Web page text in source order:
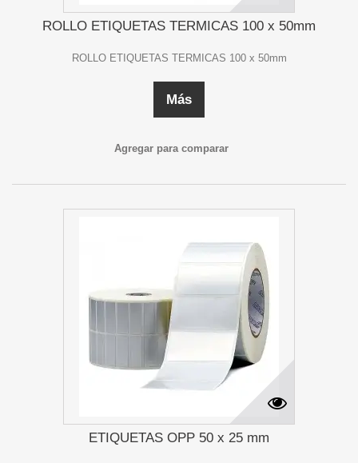
ROLLO ETIQUETAS TERMICAS 100 x 50mm
ROLLO ETIQUETAS TERMICAS 100 x 50mm
Más
Agregar para comparar
ETIQUETAS OPP 50 x 25 mm